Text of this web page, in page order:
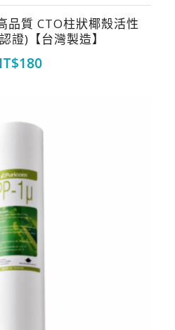
品質 CTO柱狀椰殼活性
證)【台灣製造】
180